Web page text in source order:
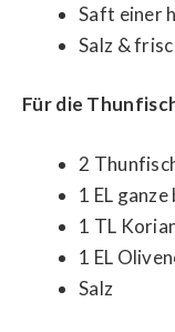
Saft einer
Salz &
Für die
2
1 EL
1 TL
1 EL
Salz